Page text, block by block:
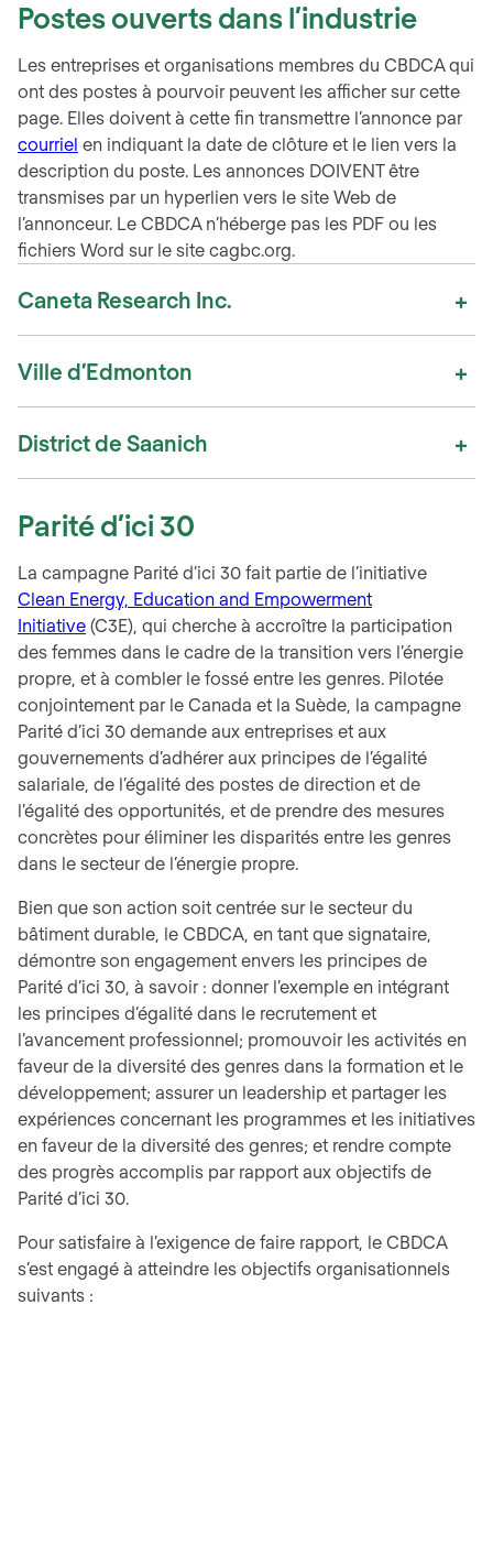
Postes ouverts dans l’industrie
Les entreprises et organisations membres du CBDCA qui
ont des postes à pourvoir peuvent les afficher sur cette
page. Elles doivent à cette fin transmettre l’annonce par
courriel en indiquant la date de clôture et le lien vers la
description du poste. Les annonces DOIVENT être
transmises par un hyperlien vers le site Web de
l’annonceur. Le CBDCA n’héberge pas les PDF ou les
fichiers Word sur le site cagbc.org.
Caneta Research Inc.
Ville d’Edmonton
District de Saanich
Parité d’ici 30
La campagne Parité d’ici 30 fait partie de l’initiative
Clean Energy, Education and Empowerment
Initiative (C3E), qui cherche à accroître la participation
des femmes dans le cadre de la transition vers l’énergie
propre, et à combler le fossé entre les genres. Pilotée
conjointement par le Canada et la Suède, la campagne
Parité d’ici 30 demande aux entreprises et aux
gouvernements d’adhérer aux principes de l’égalité
salariale, de l’égalité des postes de direction et de
l’égalité des opportunités, et de prendre des mesures
concrètes pour éliminer les disparités entre les genres
dans le secteur de l’énergie propre.
Bien que son action soit centrée sur le secteur du
bâtiment durable, le CBDCA, en tant que signataire,
démontre son engagement envers les principes de
Parité d’ici 30, à savoir : donner l’exemple en intégrant
les principes d’égalité dans le recrutement et
l’avancement professionnel; promouvoir les activités en
faveur de la diversité des genres dans la formation et le
développement; assurer un leadership et partager les
expériences concernant les programmes et les initiatives
en faveur de la diversité des genres; et rendre compte
des progrès accomplis par rapport aux objectifs de
Parité d’ici 30.
Pour satisfaire à l’exigence de faire rapport, le CBDCA
s’est engagé à atteindre les objectifs organisationnels
suivants :